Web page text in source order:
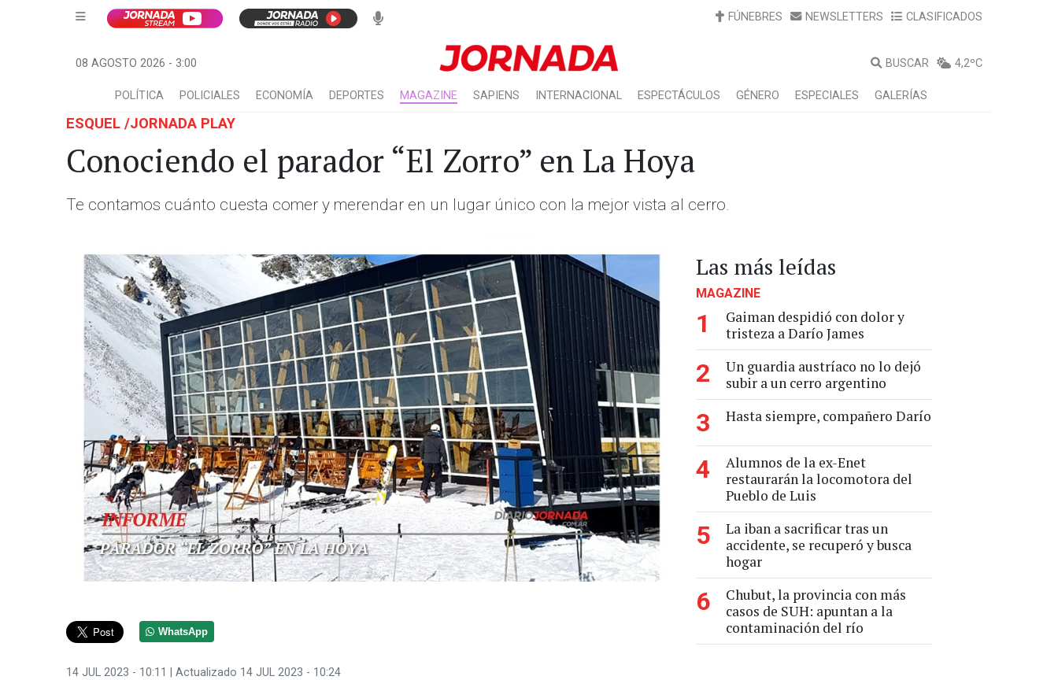
FÚNEBRES NEWSLETTERS CLASIFICADOS
08 AGOSTO 2026 - 3:00 BUSCAR 4,2ºC
POLÍTICA POLICIALES ECONOMÍA DEPORTES MAGAZINE SAPIENS INTERNACIONAL ESPECTÁCULOS GÉNERO ESPECIALES GALERÍAS
ESQUEL /JORNADA PLAY
Conociendo el parador “El Zorro” en La Hoya
Te contamos cuánto cuesta comer y merendar en un lugar único con la mejor vista al cerro.
WhatsApp
14 JUL 2023 - 10:11 | Actualizado 14 JUL 2023 - 10:24
Las más leídas
MAGAZINE
1
Gaiman despidió con dolor y
tristeza a Darío James
2
Un guardia austríaco no lo dejó
subir a un cerro argentino
3 Hasta siempre, compañero Darío
4
Alumnos de la ex-Enet
restaurarán la locomotora del
Pueblo de Luis
5
La iban a sacrificar tras un
accidente, se recuperó y busca
hogar
6
Chubut, la provincia con más
casos de SUH: apuntan a la
contaminación del río